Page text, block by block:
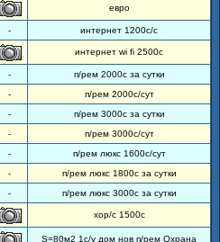
евро
- интернет 1200с/с
интернет wi fi 2500с
-
п/рем 2000с за сутки
-
п/рем 2000с/сут
-
п/рем 3000с за сутки
-
п/рем 3000с/сут
-
п/рем люкс 1600с/сут
-
п/рем люкс 1800с за сутки
- п/рем люкс 3000с за сутки
хор/с 1500с
S=80м2 1с/у дом нов п/рем Охрана